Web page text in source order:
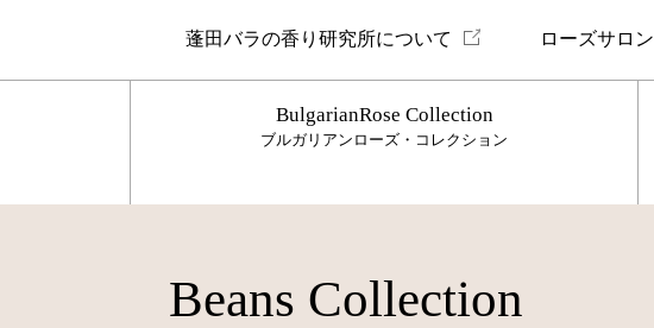
蓬田バラの香り研究所について ローズサロン
BulgarianRose Collection
ブルガリアンローズ・コレクション
Beans Collection